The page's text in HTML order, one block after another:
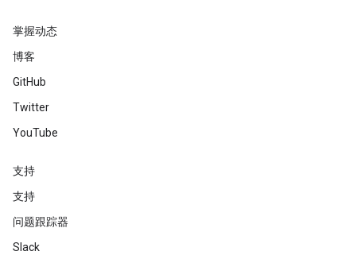
掌握动态
博客
GitHub
Twitter
YouTube
支持
支持
问题跟踪器
Slack